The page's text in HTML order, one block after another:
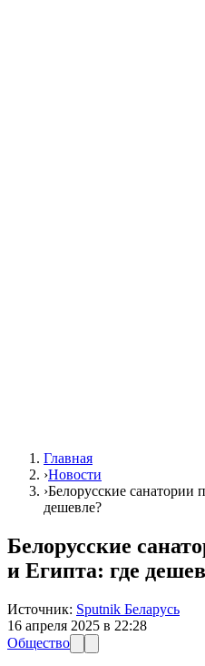
Главная
›Новости
›Белорусские санатории
дешевле?
Белорусские
и Египта: где
Источник: Sputnik Беларусь
16 апреля 2025 в 22:28
Общество